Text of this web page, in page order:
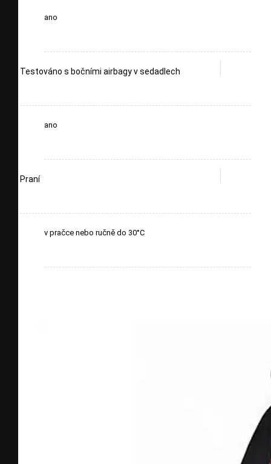
ano
Testováno s bočními airbagy v sedadlech
ano
Praní
v pračce nebo ručně do 30°C